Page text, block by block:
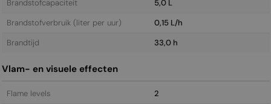
Brandstofcapaciteit
5,0 L
Brandstofverbruik (liter per uur)
0,15 L/h
Brandtijd
33,0 h
Vlam- en visuele effecten
Flame levels
2